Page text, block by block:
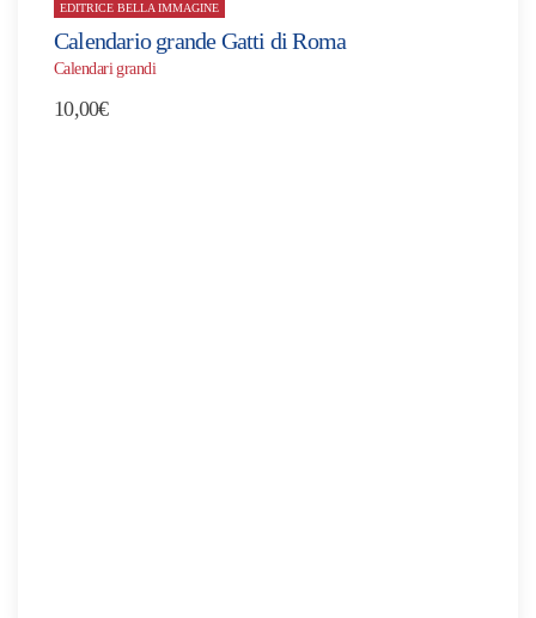
EDITRICE BELLA IMMAGINE
Calendario grande Gatti di Roma
Calendari grandi
10,00€